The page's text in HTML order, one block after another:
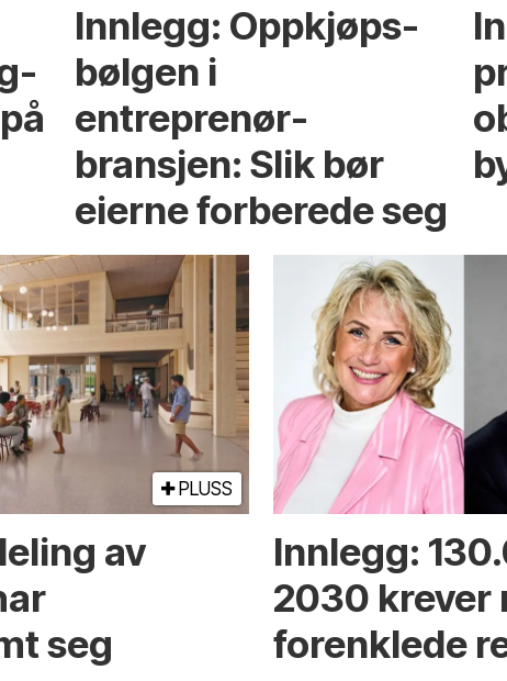
Innlegg: Oppkjøps­
bølgen i
entreprenør­
bransjen: Slik bør
eierne forberede seg
PLUSS
av
seg
Innlegg:
2030 krever
forenklede